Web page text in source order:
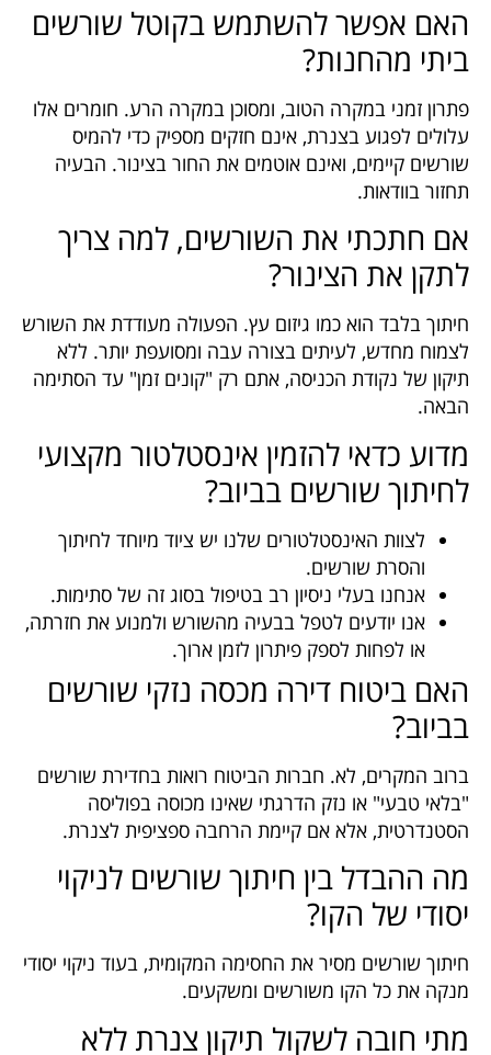
האם אפשר להשתמש בקוטל שורשים
ביתי מהחנות?
פתרון זמני במקרה הטוב, ומסוכן במקרה הרע. חומרים אלו
עלולים לפגוע בצנרת, אינם חזקים מספיק כדי להמיס
שורשים קיימים, ואינם אוטמים את החור בצינור. הבעיה
תחזור בוודאות.
אם חתכתי את השורשים, למה צריך
לתקן את הצינור?
חיתוך בלבד הוא כמו גיזום עץ. הפעולה מעודדת את השורש
לצמוח מחדש, לעיתים בצורה עבה ומסועפת יותר. ללא
תיקון של נקודת הכניסה, אתם רק "קונים זמן" עד הסתימה
הבאה.
מדוע כדאי להזמין אינסטלטור מקצועי
לחיתוך שורשים בביוב?
לצוות האינסטלטורים שלנו יש ציוד מיוחד לחיתוך
והסרת שורשים.
אנחנו בעלי ניסיון רב בטיפול בסוג זה של סתימות.
אנו יודעים לטפל בבעיה מהשורש ולמנוע את חזרתה,
או לפחות לספק פיתרון לזמן ארוך.
האם ביטוח דירה מכסה נזקי שורשים
בביוב?
ברוב המקרים, לא. חברות הביטוח רואות בחדירת שורשים
"בלאי טבעי" או נזק הדרגתי שאינו מכוסה בפוליסה
הסטנדרטית, אלא אם קיימת הרחבה ספציפית לצנרת.
מה ההבדל בין חיתוך שורשים לניקוי
יסודי של הקו?
חיתוך שורשים מסיר את החסימה המקומית, בעוד ניקוי יסודי
מנקה את כל הקו משורשים ומשקעים.
מתי חובה לשקול תיקון צנרת ללא